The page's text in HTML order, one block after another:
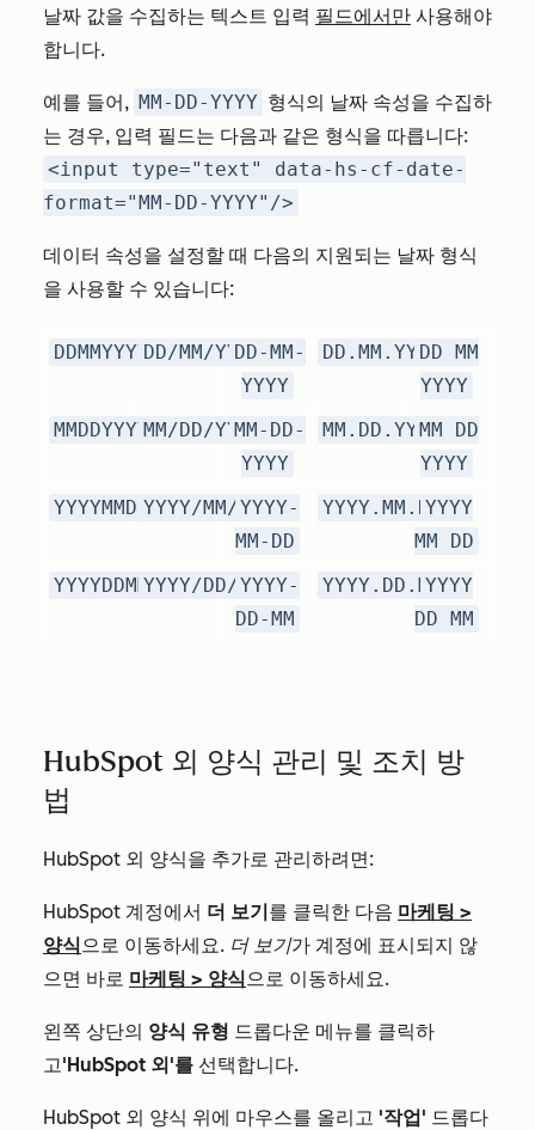
날짜 값을 수집하는 텍스트 입력 필드에서만 사용해야
합니다.
예를 들어, MM-DD-YYYY 형식의 날짜 속성을 수집하
는 경우, 입력 필드는 다음과 같은 형식을 따릅니다:
<input type="text" data-hs-cf-date-
format="MM-DD-YYYY"/>
데이터 속성을 설정할 때 다음의 지원되는 날짜 형식
을 사용할 수 있습니다:
DDMMYYYYDD/MM/YYYYDD-MM-
YYYY
DD.MM.YYYYDD MM
YYYY
MMDDYYYYMM/DD/YYYYMM-DD-
YYYY
MM.DD.YYYYMM DD
YYYY
YYYYMMDDYYYY/MM/DDYYYY-
MM-DD
YYYY.MM.DDYYYY
MM DD
YYYYDDMMYYYY/DD/MMYYYY-
DD-MM
YYYY.DD.MMYYYY
DD MM
HubSpot 외 양식 관리 및 조치 방
법
HubSpot 외 양식을 추가로 관리하려면:
HubSpot 계정에서 더 보기를 클릭한 다음 마케팅 >
양식으로 이동하세요. 더 보기가 계정에 표시되지 않
으면 바로 마케팅 > 양식으로 이동하세요.
왼쪽 상단의 양식 유형 드롭다운 메뉴를 클릭하
고'HubSpot 외'를 선택합니다.
HubSpot 외 양식 위에 마우스를 올리고 '작업' 드롭다